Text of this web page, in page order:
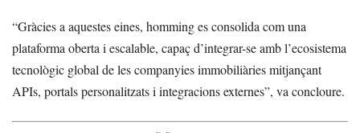
“Gràcies a aquestes eines, homming es consolida com una
plataforma oberta i escalable, capaç d’integrar-se amb l’ecosistema
tecnològic global de les companyies immobiliàries mitjançant
APIs, portals personalitzats i integracions externes”, va concloure.